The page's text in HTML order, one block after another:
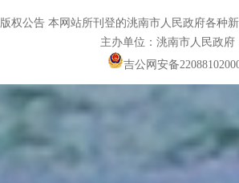
版权公告 本网站所刊登的洮南市人民政府各种
主办单位：洮南市人民政
吉公网安备